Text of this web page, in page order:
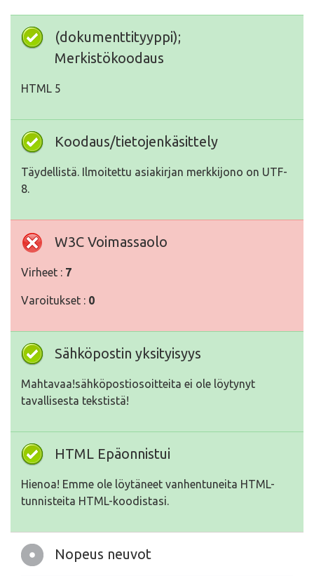
(dokumenttityyppi);
Merkistökoodaus
HTML 5
Koodaus/tietojenkäsittely
Täydellistä. Ilmoitettu asiakirjan merkkijono on UTF-
8.
W3C Voimassaolo
Virheet : 7
Varoitukset : 0
Sähköpostin yksityisyys
Mahtavaa!sähköpostiosoitteita ei ole löytynyt
tavallisesta tekstistä!
HTML Epäonnistui
Hienoa! Emme ole löytäneet vanhentuneita HTML-
tunnisteita HTML-koodistasi.
Nopeus neuvot